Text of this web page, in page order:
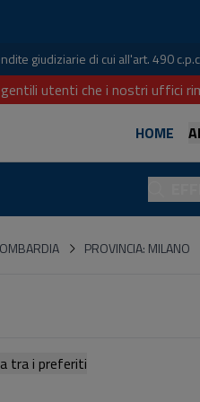
giudiziarie di cui all'art. 490
utenti che i nostri uffici
HOME
PROVINCIA: MILANO
Salva la ricerca tra i preferiti